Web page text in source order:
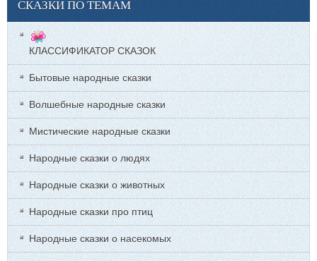
СКАЗКИ ПО ТЕМАМ
КЛАССИФИКАТОР СКАЗОК
Бытовые народные сказки
Волшебные народные сказки
Мистические народные сказки
Народные сказки о людях
Народные сказки о животных
Народные сказки про птиц
Народные сказки о насекомых